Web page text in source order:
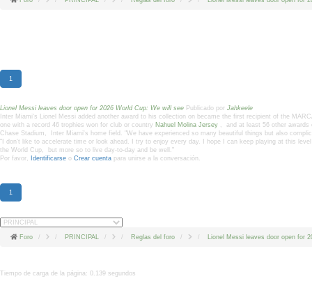
1
Lionel Messi leaves door open for 2026 World Cup: We will see Publicado por Jahkeele
Inter Miami's Lionel Messi added another award to his collection on became the first recipient of the
one with a record 46 trophies won for club or country Nahuel Molina Jersey , and at least 56 other awards
Chase Stadium, Inter Miami's home field. "We have experienced so many beautiful things but also
"I don't like to accelerate time or look ahead. I try to enjoy every day. I hope I can keep playing at this
the World Cup, but more so to live day-to-day and be well."
Por favor,
Identificarse o Crear cuenta para unirse a la conversación.
1
Foro PRINCIPAL Reglas del foro Lionel Messi leaves door open for
Tiempo de carga de la página: 0.139 segundos